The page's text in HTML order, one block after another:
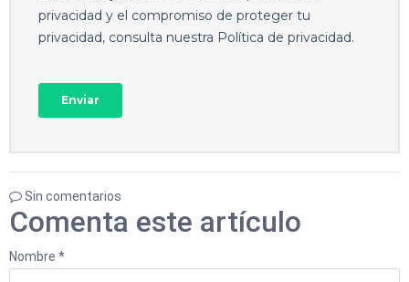
Sin comentarios
Comenta este artículo
Nombre *